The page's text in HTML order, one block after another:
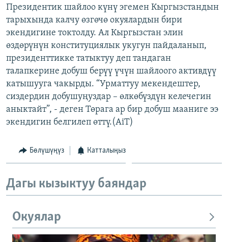
ЭЖЕ-СИҢДИЛЕР
АЗАТТЫК+
ЫҢГАЙСЫЗ СУРООЛОР
ОНЛАЙН ШЕРИНЕ
ЭЕ/АРнун бардык сайттары
Президентик шайлоо күнү эгемен Кыргызстандын
тарыхында калчу өзгөчө окуялардын бири
экендигине токтолду. Ал Кыргызстан элин
өздөрүнүн конституциялык укугун пайдаланып,
президенттикке татыктуу деп тандаган
талапкерине добуш берүү үчүн шайлоого активдүү
катышууга чакырды. “Урматтуу мекендештер,
сиздердин добушуңуздар – өлкөбүздүн келечегин
аныктайт”, - деген Төрага ар бир добуш мааниге ээ
экендигин белгилеп өттү.(AiT)
Бөлүшүңүз Катталыңыз
Дагы кызыктуу баяндар
Окуялар